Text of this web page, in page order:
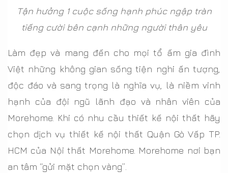
Tận hưởng 1 cuộc sống hạnh phúc ngập tràn
tiếng cười bên cạnh những người thân yêu
Làm đẹp và mang đến cho mọi tổ ấm gia đình
Việt những không gian sống tiện nghi ấn tượng,
độc đáo và sang trọng là nghĩa vụ, là niềm vinh
hạnh của đội ngũ lãnh đạo và nhân viên của
Morehome. Khi có nhu cầu thiết kế nội thất hãy
chọn dịch vụ thiết kế nội thất Quận Gò Vấp TP.
HCM của Nội thất Morehome. Morehome nơi bạn
an tâm “gửi mặt chọn vàng”.